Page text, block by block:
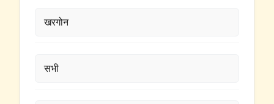
खरगोन
सभी